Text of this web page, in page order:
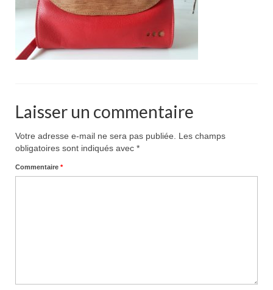
Pour acheter
Contact
Laisser un commentaire
Votre adresse e-mail ne sera pas publiée.
Les champs
obligatoires sont indiqués avec *
Commentaire *